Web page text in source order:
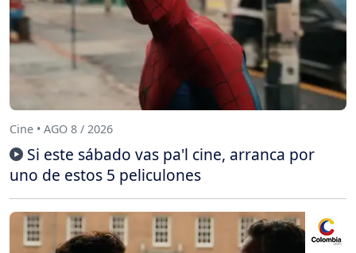
Cine • AGO 8 / 2026
Si este sábado vas pa'l cine, arranca por
uno de estos 5 peliculones